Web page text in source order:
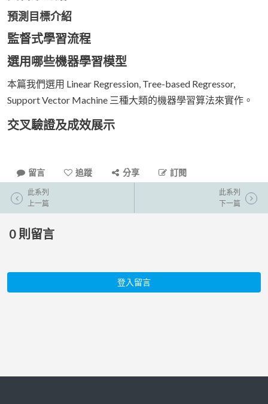
預測目標介紹
監督式學習流程
選用哪些機器學習模型
本篇我們選用 Linear Regression, Tree-based Regressor,
Support Vector Machine 三種大類的機器學習算法來實作。
交叉驗證及成效展示
留言 追蹤 分享 訂閱
此系列
上一篇
此系列
下一篇
0 則留言
登入留言